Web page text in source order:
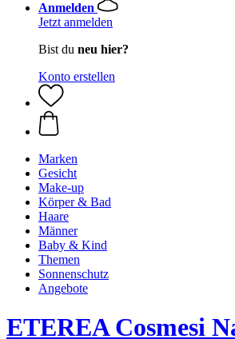
Anmelden
Jetzt anmelden
Bist du neu hier?
Konto erstellen
Marken
Gesicht
Make-up
Körper & Bad
Haare
Männer
Baby & Kind
Themen
Sonnenschutz
Angebote
ETEREA Cosmesi